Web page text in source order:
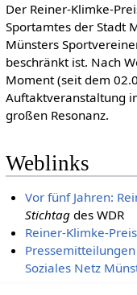
Der Reiner-Klimke-
Sportamtes der Stadt
Münsters
beschränkt ist. Nach
Moment (seit dem
Auftaktveranstaltung
großen Resonanz.
Weblinks
Vor fünf Jahren:
Stichtag des WDR
Reiner-Klimke-
Soziales Netz